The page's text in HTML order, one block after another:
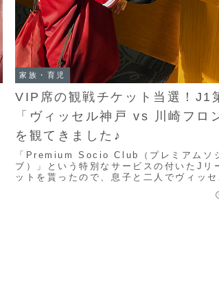
家族・育児
VIP席の観戦チケット当選！J1
「ヴィッセル神戸 vs 川崎フロ
を観てきました♪
「Premium Socio Club（プレミアムソ
ブ）」という特別なサービスの付いたJリ
ットを貰ったので、息子と二人でヴィッ